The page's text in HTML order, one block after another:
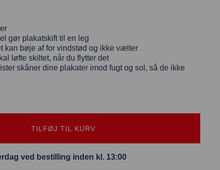
gør plakatskift til en leg
kan bøje af for vindstød og ikke vælter
løfte skiltet, når du flytter det
skåner dine plakater imod fugt og sol, så de ikke
TILFØJ TIL KURV
ved bestilling inden kl. 13:00